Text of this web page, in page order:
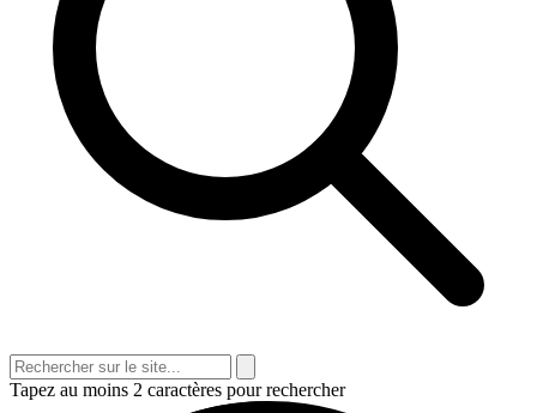
Tapez au moins 2 caractères pour rechercher